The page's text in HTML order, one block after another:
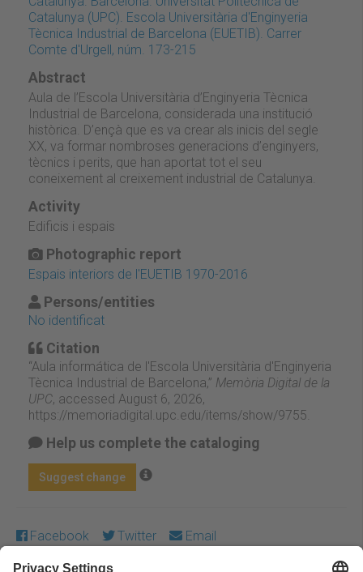
Catalunya (UPC). Escola Universitària d'Enginyeria
Tècnica Industrial de Barcelona (EUETIB). Carrer
Comte d'Urgell, núm. 173-215
Abstract
Aula de l’Escola Universitària d’Enginyeria Tècnica
Industrial de Barcelona, considerada una institució
històrica. D’ençà que es va crear als inicis del segle
XX, va formar nombroses generacions d’enginyers,
tècnics i perits, que han aportat tot el seu
coneixement al creixement industrial de Catalunya.
Activity
Edificis i espais
Photographic report
Espais interiors de l'EUETIB 1970-2016
Persons/entities
No identificat
Citation
“Aula informática de l'Escola Universitària d'Enginyeria
Tècnica Industrial de Barcelona,” Memòria Digital de la
UPC, accessed August 6, 2026,
https://memoriadigital.upc.edu/items/show/9755
Help us complete the cataloging
Suggest change
Facebook Twitter Email